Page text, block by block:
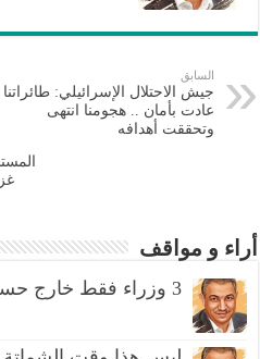
السابق
جيش الاحتلال الإسرائيلي: طائراتنا
عادت بأمان .. هجومنا انتهى
وتحققت أهدافه
أراء و مواقف
3 وزراء فقط خارج حسابات التعديل